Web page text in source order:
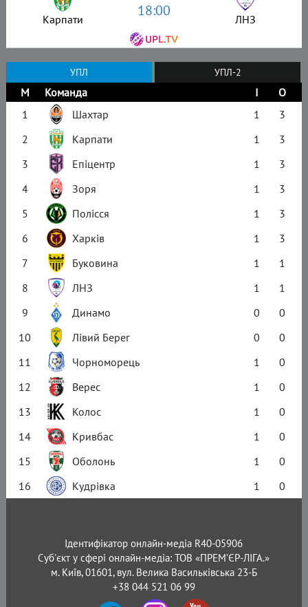
Карпати 18:00 ЛНЗ
УПЛ УПЛ-2
М Команда І
О
1
Шахтар 1
3
2
Карпати 1
3
3
Епіцентр 1
3
4
Зоря 1
3
5
Полісся 1
3
6
Харків 1
3
7
Буковина 1
1
8
ЛНЗ 1
1
9
Динамо 0
0
10
Лівий Берег 0
0
11
Чорноморець 1
0
12
Верес 1
0
13
Колос 1
0
14
Кривбас 1
0
15
Оболонь 1
0
16
Кудрівка 1 0
Ідентифікатор онлайн-медіа R40-05906
Суб'єкт у сфері онлайн-медіа: ТОВ «ПРЕМ’ЄР-ЛІГА.»
м. Київ, 01601, вул. Велика Васильківська 23-Б
+38 044 521 06 99